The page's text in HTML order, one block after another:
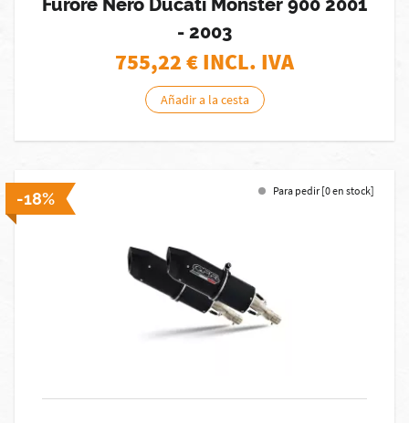
Furore Nero Ducati Monster 900 2001
- 2003
755,22€ INCL. IVA
Añadir a la cesta
-18% Para pedir [0 en stock]